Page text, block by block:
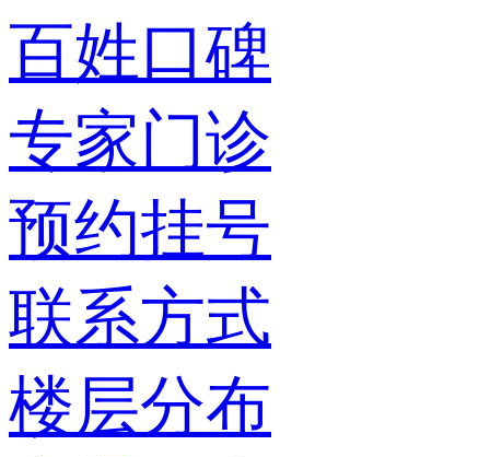
百姓口碑
专家门诊
预约挂号
联系方式
楼层分布